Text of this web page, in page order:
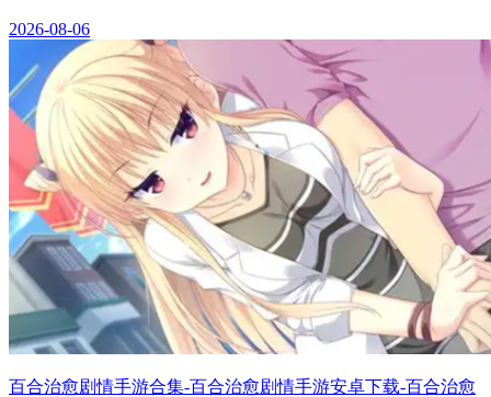
2026-08-06
百合治愈剧情手游合集-百合治愈剧情手游安卓下载-百合治愈